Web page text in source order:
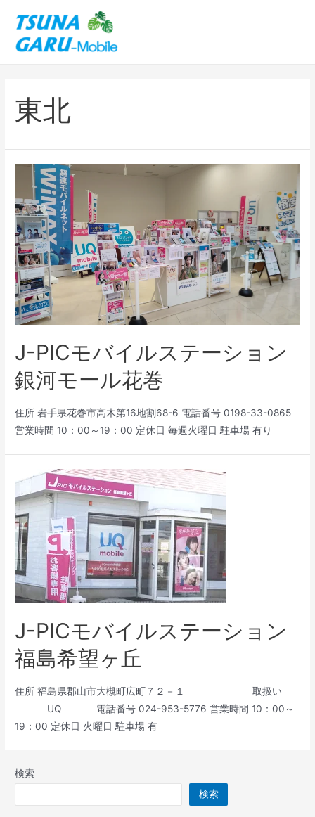
東北
J-PICモバイルステーション
銀河モール花巻
住所 岩手県花巻市高木第16地割68-6 電話番号 0198-33-0865
営業時間 10：00～19：00 定休日 毎週火曜日 駐車場 有り
J-PICモバイルステーション
福島希望ヶ丘
住所 福島県郡山市大槻町広町７２－１ 取扱い
UQ 電話番号 024-953-5776 営業時間 10：00～
19：00 定休日 火曜日 駐車場 有
検索
検索